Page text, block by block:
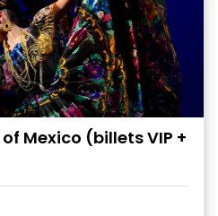
Mexico (billets VIP +